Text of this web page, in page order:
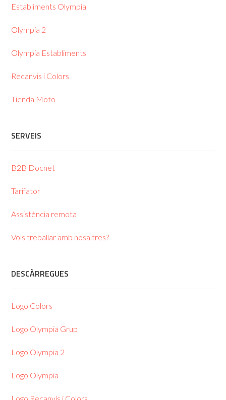
Establiments Olympia
Olympia 2
Olympia Establiments
Recanvis i Colors
Tienda Moto
SERVEIS
B2B Docnet
Tarifator
Assistència remota
Vols treballar amb nosaltres?
DESCÀRREGUES
Logo Colors
Logo Olympia Grup
Logo Olympia 2
Logo Olympia